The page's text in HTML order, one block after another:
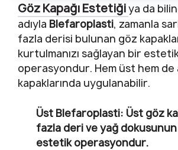
Göz Kapağı Estetiğiya da
adıyla Blefaroplasti, zamanla
fazla derisi bulunan göz
kurtulmanızı sağlayan bir
operasyondur. Hem üst hem de
kapaklarında uygulanabilir.
Üst Blefaroplasti: Üst göz
fazla deri ve yağ dokusunun
estetik operasyondur.